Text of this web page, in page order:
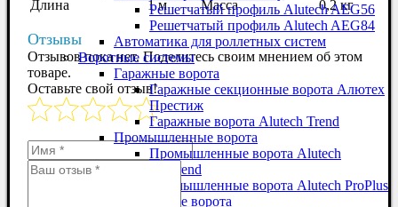
Решетчатый профиль Alutech AEG56
Решетчатый профиль Alutech AEG84
Автоматика для роллетных систем
Воротные системы
Гаражные ворота
Гаражные секционные ворота Алютех
Престиж
Гаражные ворота Alutech Trend
Промышленные ворота
Промышленные ворота Alutech
ProTrend
Промышленные ворота Alutech ProPlus
Скоростные ворота
Длина 1 м Масса 0,2 кг
Отзывы
Отзывов пока нет. Поделитесь своим мнением об этом
товаре.
Оставьте свой отзыв!